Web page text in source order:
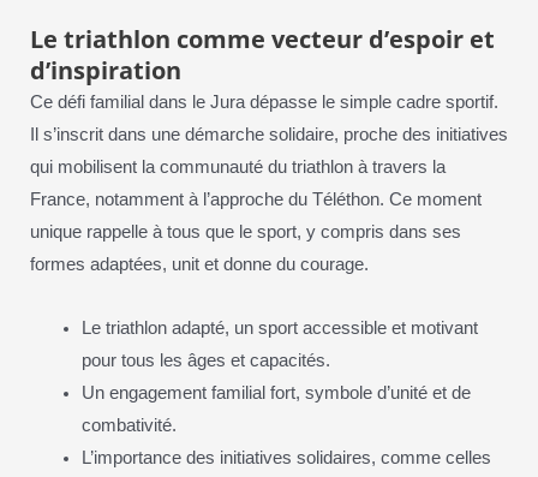
Le triathlon comme vecteur d’espoir et
d’inspiration
Ce défi familial dans le Jura dépasse le simple cadre sportif.
Il s’inscrit dans une démarche solidaire, proche des initiatives
qui mobilisent la communauté du triathlon à travers la
France, notamment à l’approche du Téléthon. Ce moment
unique rappelle à tous que le sport, y compris dans ses
formes adaptées, unit et donne du courage.
Le triathlon adapté, un sport accessible et motivant
pour tous les âges et capacités.
Un engagement familial fort, symbole d’unité et de
combativité.
L’importance des initiatives solidaires, comme celles